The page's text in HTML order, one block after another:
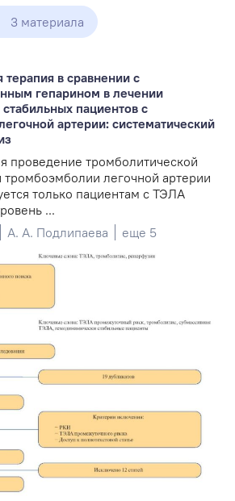
3 материала
терапия в сравнении с
гепарином в лечении
пациентов с
артерии: систематический
проведение тромболитической
легочной артерии
только пациентам с ТЭЛА
...
А. А. Подлипаева еще 5